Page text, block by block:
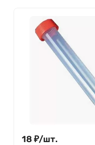
18 ₽/шт.